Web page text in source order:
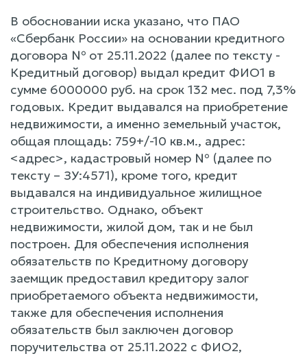
В обосновании иска указано, что ПАО
«Сбербанк России» на основании кредитного
договора № от 25.11.2022 (далее по тексту -
Кредитный договор) выдал кредит ФИО1 в
сумме 6000000 руб. на срок 132 мес. под 7,3%
годовых. Кредит выдавался на приобретение
недвижимости, а именно земельный участок,
общая площадь: 759+/-10 кв.м., адрес:
<адрес>, кадастровый номер № (далее по
тексту – ЗУ:4571), кроме того, кредит
выдавался на индивидуальное жилищное
строительство. Однако, объект
недвижимости, жилой дом, так и не был
построен. Для обеспечения исполнения
обязательств по Кредитному договору
заемщик предоставил кредитору залог
приобретаемого объекта недвижимости,
также для обеспечения исполнения
обязательств был заключен договор
поручительства от 25.11.2022 с ФИО2,